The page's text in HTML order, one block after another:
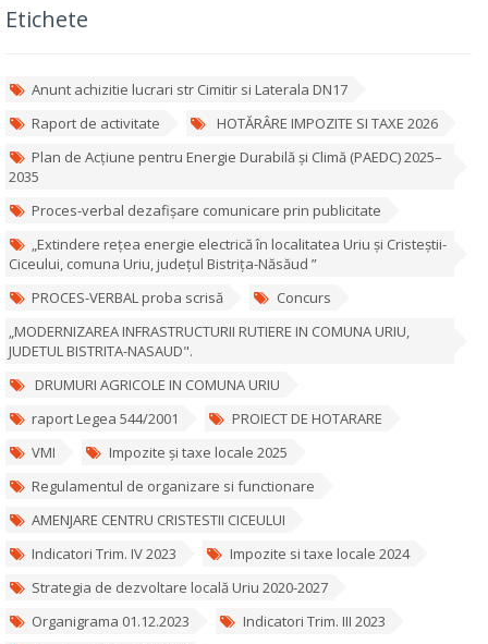
Etichete
Anunt achizitie lucrari str Cimitir si Laterala DN17
Raport de activitate
HOTĂRÂRE IMPOZITE SI TAXE 2026
Plan de Acțiune pentru Energie Durabilă și Climă (PAEDC) 2025–
2035
Proces-verbal dezafișare comunicare prin publicitate
„Extindere rețea energie electrică în localitatea Uriu și Cristeștii-
Ciceului, comuna Uriu, județul Bistrița-Năsăud ”
PROCES-VERBAL proba scrisă
Concurs
„MODERNIZAREA INFRASTRUCTURII RUTIERE IN COMUNA URIU,
JUDETUL BISTRITA-NASAUD".
DRUMURI AGRICOLE IN COMUNA URIU
raport Legea 544/2001
PROIECT DE HOTARARE
VMI
Impozite și taxe locale 2025
Regulamentul de organizare si functionare
AMENJARE CENTRU CRISTESTII CICEULUI
Indicatori Trim. IV 2023
Impozite si taxe locale 2024
Strategia de dezvoltare locală Uriu 2020-2027
Organigrama 01.12.2023
Indicatori Trim. III 2023